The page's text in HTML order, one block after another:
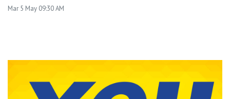
Mar 5 May 09:30 AM